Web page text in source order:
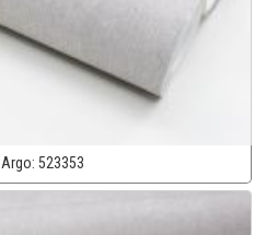
Argo: 523353